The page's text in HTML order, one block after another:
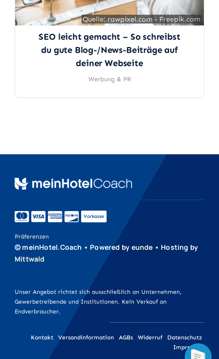
Quelle: rawpixel.com - Freepik.com
SEO leicht gemacht – So schreibst
du gute Blog-/News-Beiträge auf
deiner Webseite
Werbung & PR
Vorkasse
Präferenzen
© meinHotel.Coach • Powered by eunde • Hosting by
Mittwald
Unser Angebot richtet sich ausschließlich an Unternehmen,
Gewerbetreibende und Institutionen. Kein Verkauf an
Endverbraucher.
Kontakt Versandinformation AGBs Widerruf
Datenschutz
Impressum
Werbetechnik